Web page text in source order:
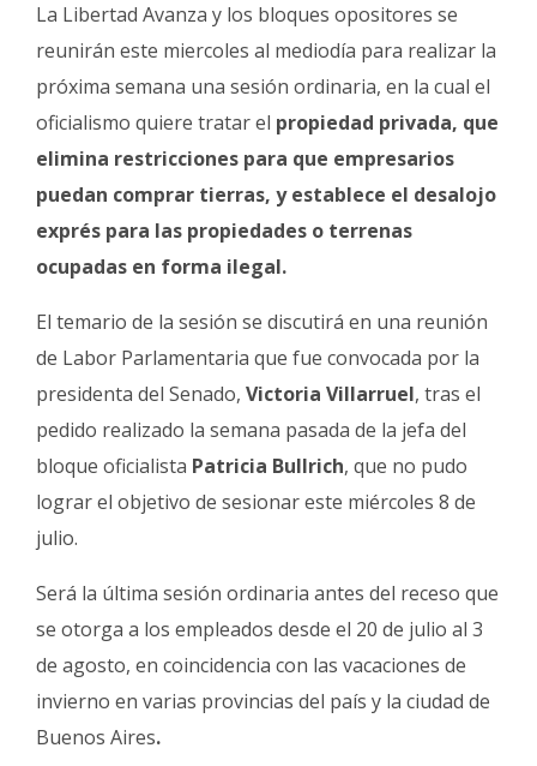
Fúnebres
La Libertad Avanza y los bloques opositores se
reunirán este miercoles al mediodía para realizar la
próxima semana una sesión ordinaria, en la cual el
oficialismo quiere tratar el propiedad privada, que
elimina restricciones para que empresarios
puedan comprar tierras, y establece el desalojo
exprés para las propiedades o terrenas
ocupadas en forma ilegal.
El temario de la sesión se discutirá en una reunión
de Labor Parlamentaria que fue convocada por la
presidenta del Senado, Victoria Villarruel, tras el
pedido realizado la semana pasada de la jefa del
bloque oficialista Patricia Bullrich, que no pudo
lograr el objetivo de sesionar este miércoles 8 de
julio.
Será la última sesión ordinaria antes del receso que
se otorga a los empleados desde el 20 de julio al 3
de agosto, en coincidencia con las vacaciones de
invierno en varias provincias del país y la ciudad de
Buenos Aires.